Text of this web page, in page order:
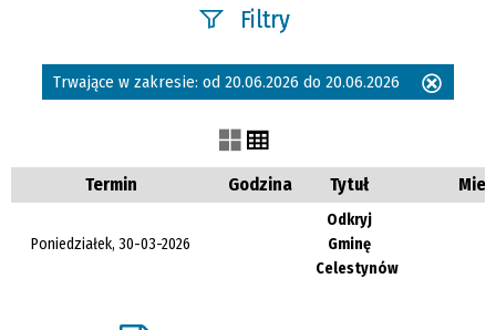
Filtry
Szukana fraza
Kategoria
Trwające w zakresie: od 20.06.2026 do 20.06.2026
Termin Godzina Tytuł
Poniedziałek, 30-03-2026
Odkryj
Gminę
Celestynów